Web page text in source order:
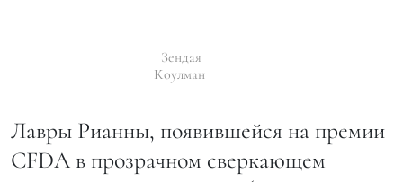
Зендая
Коулман
Лавры Рианны, появившейся на премии
CFDA в прозрачном сверкающем